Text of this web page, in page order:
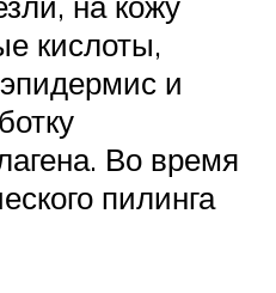
кислоты,
и
Во время
пилинга